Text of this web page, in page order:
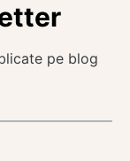
pe blog